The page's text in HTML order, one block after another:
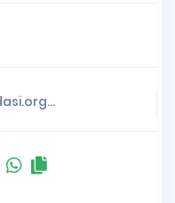
www.mardineczaciodasi.org.tr